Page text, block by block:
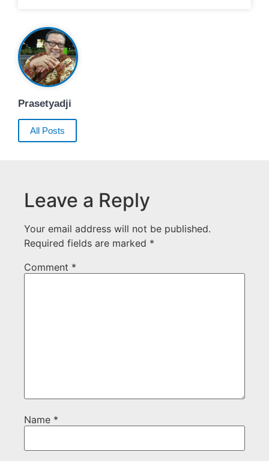
Prasetyadji
All Posts
Leave a Reply
Your email address will not be published.
Required fields are marked *
Comment *
Name *